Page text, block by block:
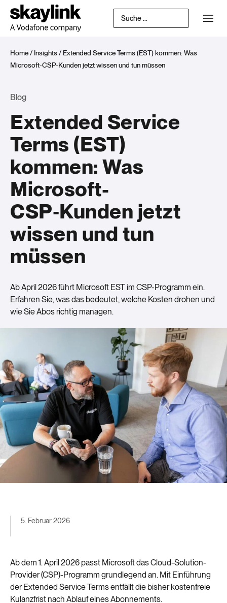
Home/ Insights/ Extended Service Terms (EST) kommen: Was
Microsoft-CSP‑Kunden jetzt wissen und tun müssen
Blog
Extended Service
Terms (EST)
kommen: Was
Microsoft-
CSP‑Kunden jetzt
wissen und tun
müssen
Ab April 2026 führt Microsoft EST im CSP-Programm ein.
Erfahren Sie, was das bedeutet, welche Kosten drohen und
wie Sie Abos richtig managen.
5. Februar 2026
Ab dem 1. April 2026 passt Microsoft das Cloud-Solution-
Provider (CSP)-Programm grundlegend an. Mit Einführung
der Extended Service Terms entfällt die bisher kostenfreie
Kulanzfrist nach Ablauf eines Abonnements.